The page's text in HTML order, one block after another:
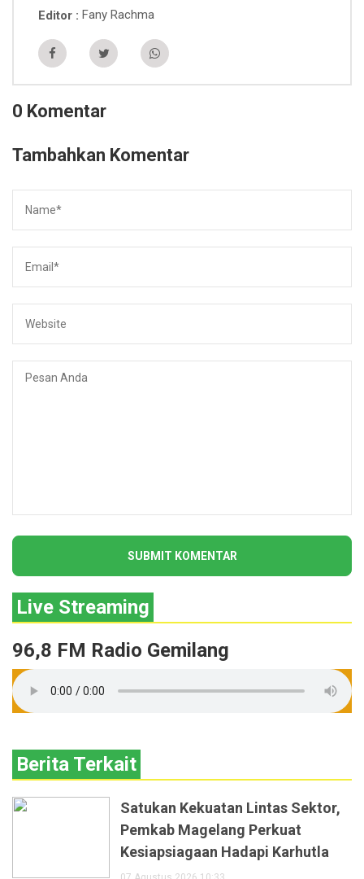
Editor Fany Rachma
0 Komentar
Tambahkan Komentar
Live Streaming
96,8 FM Radio Gemilang
Berita Terkait
Satukan Kekuatan Lintas Sektor,
Pemkab Magelang Perkuat
Kesiapsiagaan Hadapi Karhutla